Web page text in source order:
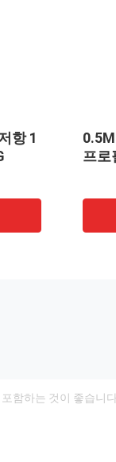
항 1
프로